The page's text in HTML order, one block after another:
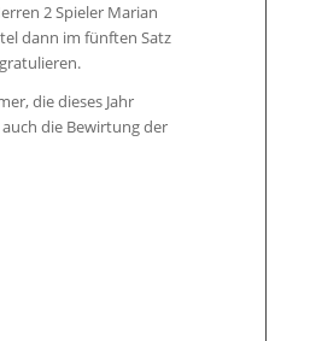
2 Spieler Marian
dann im fünften Satz
die dieses Jahr
die Bewirtung der